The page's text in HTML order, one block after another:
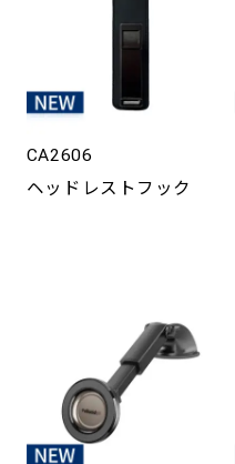
CA2606
ヘッドレストフック